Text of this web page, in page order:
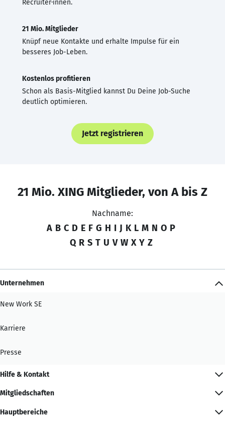
Recruiter·innen.
21 Mio. Mitglieder
Knüpf neue Kontakte und erhalte Impulse für ein
besseres Job-Leben.
Kostenlos profitieren
Schon als Basis-Mitglied kannst Du Deine Job-Suche
deutlich optimieren.
Jetzt registrieren
21 Mio. XING Mitglieder, von A bis Z
Nachname:
A B C D E F G H I J K L M N O P
Q R S T U V W X Y Z
Unternehmen
New Work SE
Karriere
Presse
Hilfe & Kontakt
Mitgliedschaften
Hauptbereiche